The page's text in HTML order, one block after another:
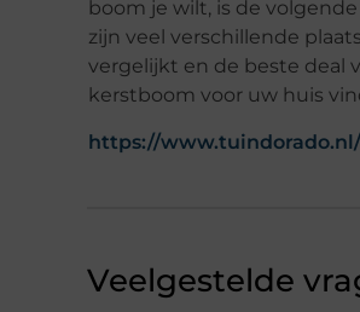
boom je wilt, is de
zijn veel verschillende
vergelijkt en de beste deal
kerstboom voor uw huis
https://www.tuindorado.nl/
Veelgestelde